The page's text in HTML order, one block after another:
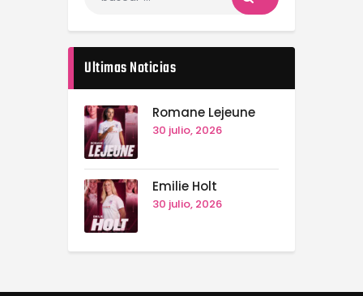
Ultimas Noticias
Romane Lejeune
30 julio, 2026
Emilie Holt
30 julio, 2026